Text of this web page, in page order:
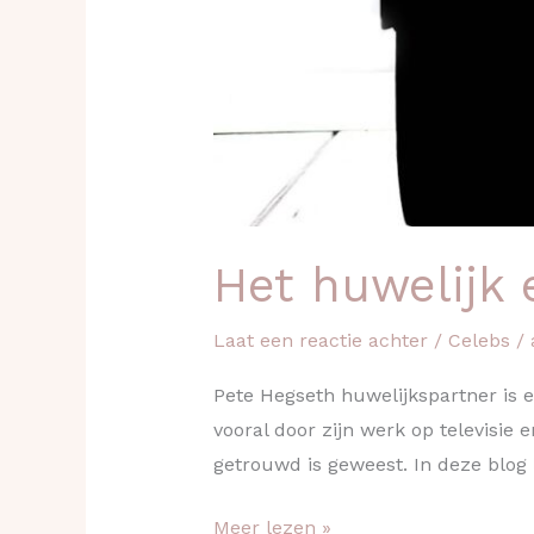
Het huwelijk
Laat een reactie achter / Celebs /
Pete Hegseth huwelijkspartner is
vooral door zijn werk op televisie
getrouwd is geweest. In deze
Meer lezen »